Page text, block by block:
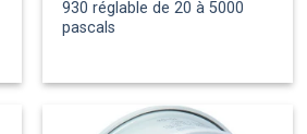
930 réglable de 20 à 5000
pascals